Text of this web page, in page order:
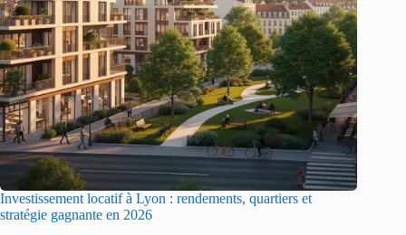
Investissement locatif à Lyon : rendements, quartiers et
stratégie gagnante en 2026